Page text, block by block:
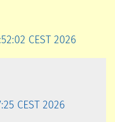
CEST 2026
CEST 2026